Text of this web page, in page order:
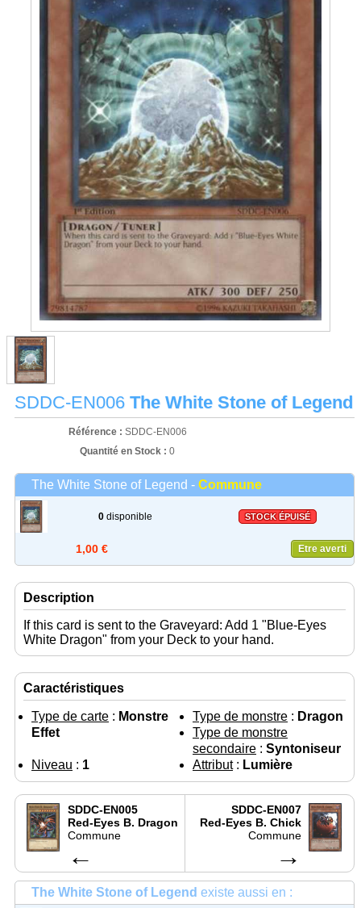
SDDC-EN006 The White Stone of Legend
Référence : SDDC-EN006
Quantité en Stock : 0
The White Stone of Legend - Commune
0 disponible STOCK ÉPUISÉ
1,00 € Etre averti
Description
If this card is sent to the Graveyard: Add 1 "Blue-Eyes
White Dragon" from your Deck to your hand.
Caractéristiques
Type de carte : Monstre
Effet
Type de monstre : Dragon
Type de monstre
secondaire : Syntoniseur
Niveau : 1 Attribut: Lumière
SDDC-EN005
Red-Eyes B. Dragon
Commune
←
SDDC-EN007
Red-Eyes B. Chick
Commune
→
The White Stone of Legend existe aussi en :